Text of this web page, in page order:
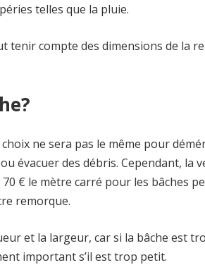
telles que la pluie.
compte des dimensions de la
ne sera pas le même pour
évacuer des débris. Cependant, la
€ le mètre carré pour les bâches
remorque.
et la largeur, car si la bâche est
important s’il est trop petit.